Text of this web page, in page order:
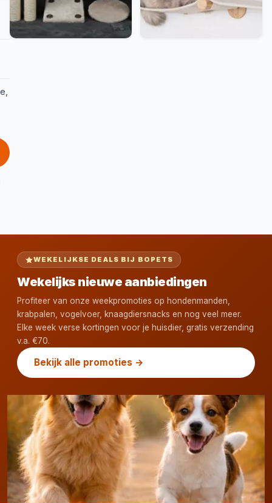
WEKELIJKSE DEALS BIJ BOPETS
Wekelijks nieuwe aanbiedingen
Profiteer van onze weekpromoties op hondenmanden,
krabpalen, vogelvoer, knaagdiersnacks en nog veel meer.
Elke week verse kortingen voor je huisdier, gratis verzending
v.a. €70.
Bekijk alle promoties →